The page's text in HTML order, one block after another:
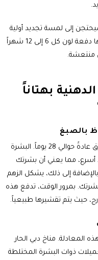
إلى لمسة تجديد أولية
بعد 4 إلى 6 أسابيع (قياسي للجميع)، تليها دفعة لون كل 6 إلى 12 شهراً
منتعشة.
بهتاناً
بالصبغ
دورة تجدد خلايا بشرتك الطبيعية تستغرق عادةً حوالي 28 يوماً. البشرة
أسرع، مما يعني أن بشرتك
إلى ذلك، يشكل الزهم
بمرور الوقت، تدفع هذه
حيث يتم تقشيرها طبيعياً.
مناخ دبي الحار
ذوات البشرة المختلطة